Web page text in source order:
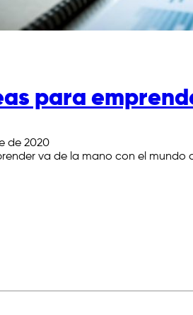
para
de 2020
va de la mano con el